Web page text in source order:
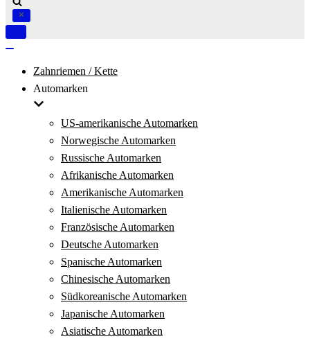
Navigation
Zahnriemen / Kette
Automarken
US-amerikanische Automarken
Norwegische Automarken
Russische Automarken
Afrikanische Automarken
Amerikanische Automarken
Italienische Automarken
Französische Automarken
Deutsche Automarken
Spanische Automarken
Chinesische Automarken
Südkoreanische Automarken
Japanische Automarken
Asiatische Automarken